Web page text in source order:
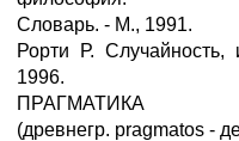
Словарь. - М., 1991.
Рорти Р.
1996.
ПРАГМАТИКА
(древнегр. pragmatos -